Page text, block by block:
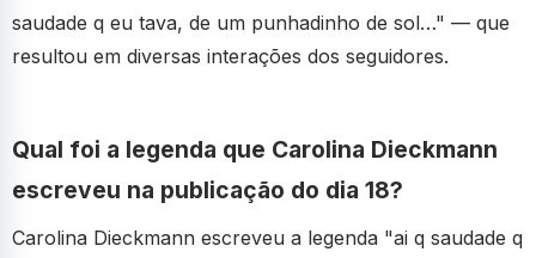
saudade q eu tava, de um punhadinho de sol…" — que
resultou em diversas interações dos seguidores.
Qual foi a legenda que Carolina Dieckmann
escreveu na publicação do dia 18?
Carolina Dieckmann escreveu a legenda "ai q saudade q